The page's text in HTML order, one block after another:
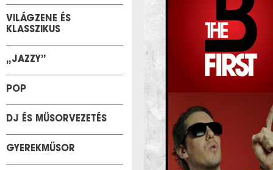
VILÁGZENE ÉS
KLASSZIKUS
„JAZZY”
POP
DJ ÉS MŰSORVEZETÉS
GYEREKMŰSOR